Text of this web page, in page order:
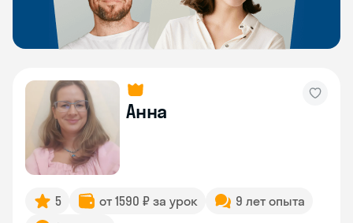
Анна
5 от 1590 ₽ за урок
9 лет опыта